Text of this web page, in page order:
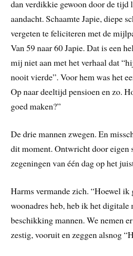
dan verdikkie gewoon door de tijd
aandacht. Schaamte Japie, diepe
vergeten te feliciteren met de
Van 59 naar 60 Japie. Dat is een
mij niet aan met het verhaal dat
nooit vierde”. Voor hem was het
Op naar deeltijd pensioen en zo.
goed maken?”
De drie mannen zwegen. En
dit moment. Ontwricht door eigen
zegeningen van één dag op het
Harms vermande zich. “Hoewel ik
woonadres heb, heb ik het
beschikking mannen. We nemen
zestig, vooruit en zeggen alsnog